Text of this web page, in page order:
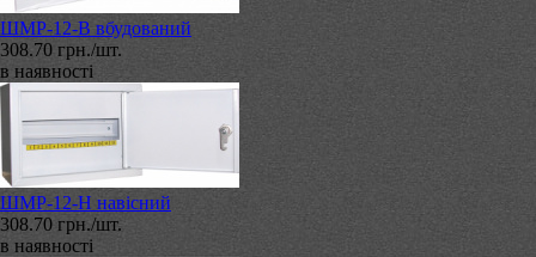
ШМР-12-В вбудований
308.70 грн./шт.
в наявності
ШМР-12-Н навісний
308.70 грн./шт.
в наявності